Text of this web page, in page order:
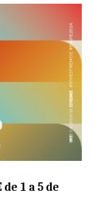
1 a 5 de